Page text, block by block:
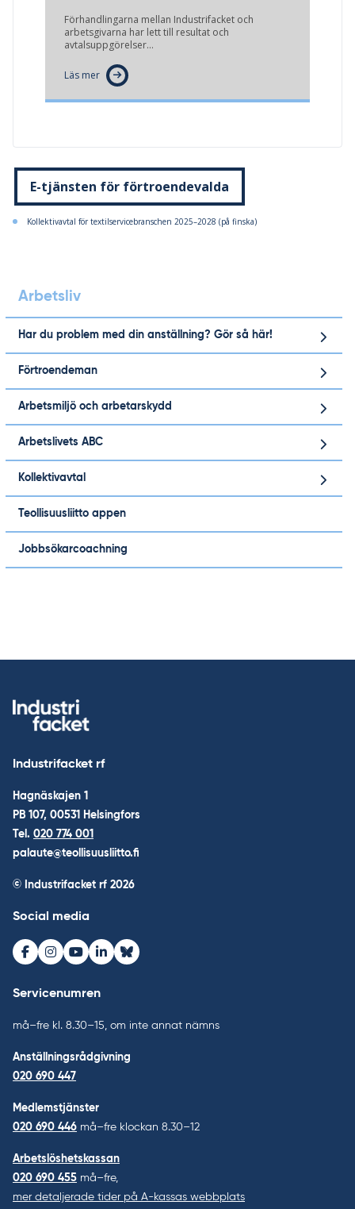
Arbetsliv
Har du problem med din anställning? Gör så här!
Förtroendeman
Arbetsmiljö och arbetarskydd
Arbetslivets ABC
Kollektivavtal
Teollisuusliitto appen
Jobbsökarcoachning
Förhandlingarna mellan Industrifacket och
arbetsgivarna har lett till resultat och
avtalsuppgörelser…
Läs mer
E-tjänsten för förtroendevalda
Kollektivavtal för textilservicebranschen 2025–2028 (på finska)
Industrifacket rf
Hagnäskajen 1
PB 107, 00531 Helsingfors
Tel. 020 774 001
palaute@teollisuusliitto.fi
© Industrifacket rf 2026
Social media
Facebook
Instagram
Youtube
LinkedInBluesky
Servicenumren
må–fre kl. 8.30–15, om inte annat nämns
Anställningsrådgivning
020 690 447
Medlemstjänster
020 690 446 må–fre klockan 8.30–12
Arbetslöshetskassan
020 690 455 må–fre,
mer detaljerade tider på A-kassas webbplats